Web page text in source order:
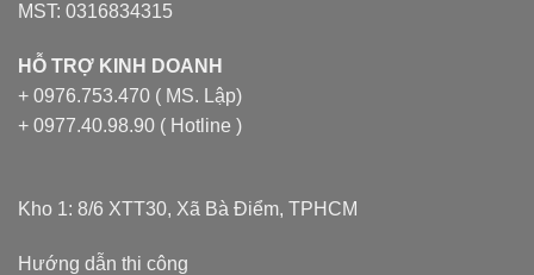
MST: 0316834315
HỖ TRỢ KINH DOANH
+ 0976.753.470 ( MS. Lập)
+ 0977.40.98.90 ( Hotline )
Kho 1: 8/6 XTT30, Xã Bà Điểm, TPHCM
Hướng dẫn thi công